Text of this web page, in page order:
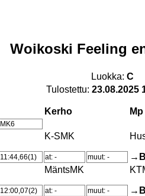
Woikoski Feeling
Luokka:C
Tulostettu: 23.08.2025
Kerho Mp
MK6
K-SMK
11:44,66(1) at: - muut: -
→B
MäntsMK
12:00,07(2) at: - muut: -
→B